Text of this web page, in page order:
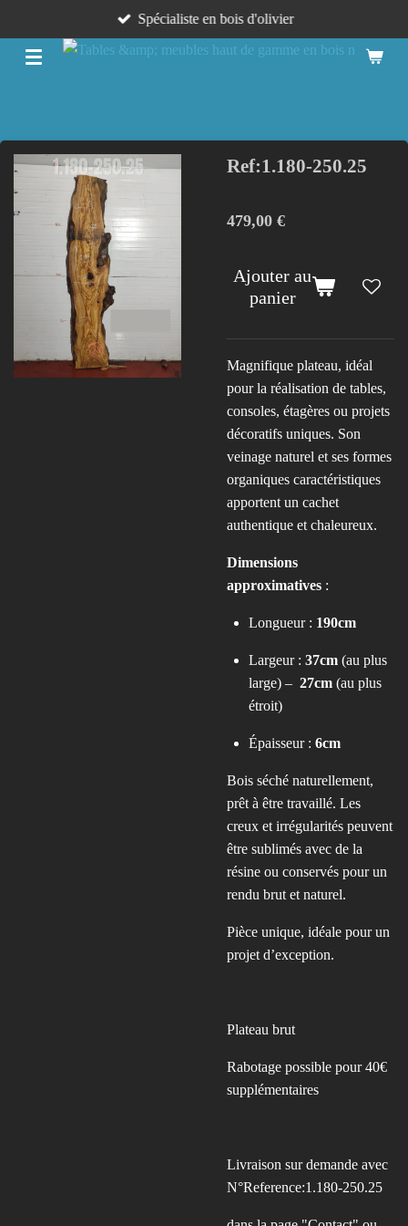
au
contenu
Spécialiste en bois d'olivier
Ref:1.180-250.25
479,00 €
Ajouter au
panier
Magnifique plateau, idéal
pour la réalisation de tables,
consoles, étagères ou projets
décoratifs uniques. Son
veinage naturel et ses formes
organiques caractéristiques
apportent un cachet
authentique et chaleureux.
Dimensions
approximatives :
Longueur : 190cm
Largeur : 37cm (au plus
large) – 27cm (au plus
étroit)
Épaisseur : 6cm
Bois séché naturellement,
prêt à être travaillé. Les
creux et irrégularités peuvent
être sublimés avec de la
résine ou conservés pour un
rendu brut et naturel.
Pièce unique, idéale pour un
projet d’exception.
Plateau brut
Rabotage possible pour 40€
supplémentaires
Livraison sur demande avec
N°Reference:1.180-250.25